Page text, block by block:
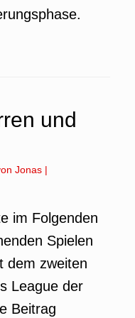
und
Jonas |
im Folgenden
Spielen
dem zweiten
League der
Beitrag